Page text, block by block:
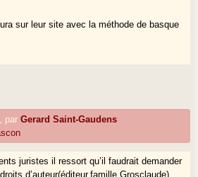
sur leur site avec la méthode de basque
parGerard Saint-Gaudens
juristes il ressort qu’il faudrait demander
d’auteur(éditeur,famille Grosclaude)